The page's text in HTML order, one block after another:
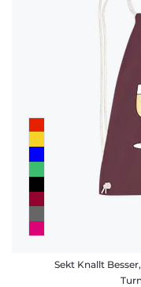
Sekt Knallt